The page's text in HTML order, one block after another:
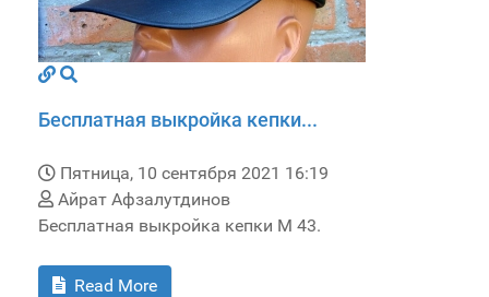
Бесплатная выкройка кепки...
Пятница, 10 сентября 2021 16:19
Айрат Афзалутдинов
Бесплатная выкройка кепки M 43.
Read More